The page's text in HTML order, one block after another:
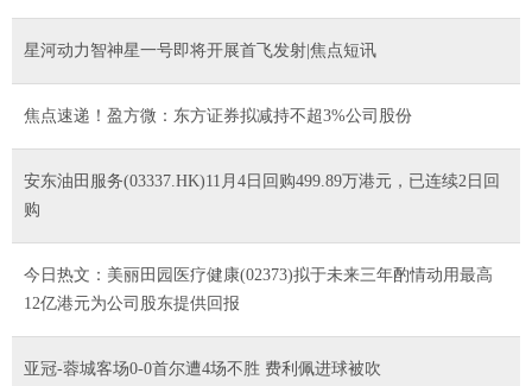
星河动力智神星一号即将开展首飞发射|焦点短讯
焦点速递！盈方微：东方证券拟减持不超3%公司股份
安东油田服务(03337.HK)11月4日回购499.89万港元，已连续2日回
购
今日热文：美丽田园医疗健康(02373)拟于未来三年酌情动用最高
12亿港元为公司股东提供回报
亚冠-蓉城客场0-0首尔遭4场不胜 费利佩进球被吹